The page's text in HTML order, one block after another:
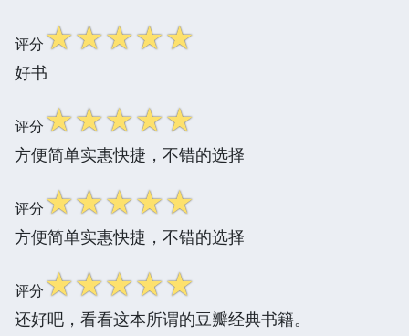
评分☆☆☆☆☆
好书
评分☆☆☆☆☆
方便简单实惠快捷，不错的选择
评分☆☆☆☆☆
方便简单实惠快捷，不错的选择
评分☆☆☆☆☆
还好吧，看看这本所谓的豆瓣经典书籍。